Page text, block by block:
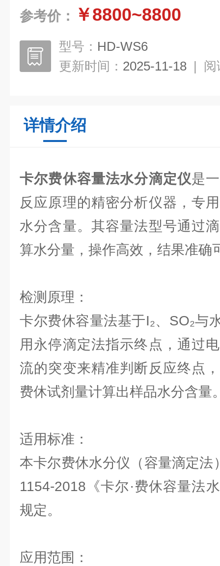
参考价： ￥8800~8800
型号： HD-WS6
更新时间： 2025-11-18 | 阅
详情介绍
卡尔费休容量法水分滴定仪是
反应原理的精密分析仪器，专
水分含量。其容量法型号通过
算水分量，操作高效，结果准确
检测原理：
卡尔费休容量法基于I₂、SO₂与
用永停滴定法指示终点，通过
流的突变来精准判断反应终点
费休试剂量计算出样品水分含量
适用标准：
本卡尔费休水分仪（容量滴定法
1154-2018《卡尔·费休容量法
规定。
应用范围：